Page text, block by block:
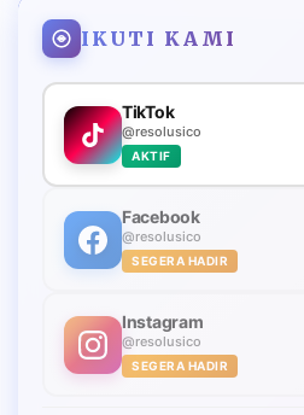
IKUTI KAMI
TikTok
@resolusico
AKTIF
Facebook
@resolusico
SEGERA HADIR
Instagram
@resolusico
SEGERA HADIR